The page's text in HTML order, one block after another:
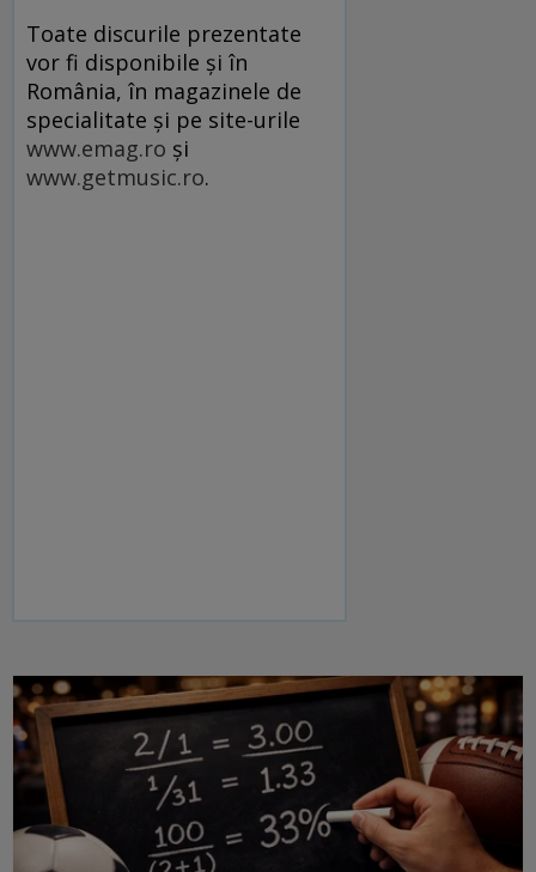
Toate discurile prezentate
vor fi disponibile și în
România, în magazinele de
specialitate și pe site-urile
www.emag.ro și
www.getmusic.ro.